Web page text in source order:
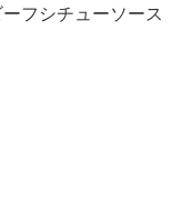
フシチューソース